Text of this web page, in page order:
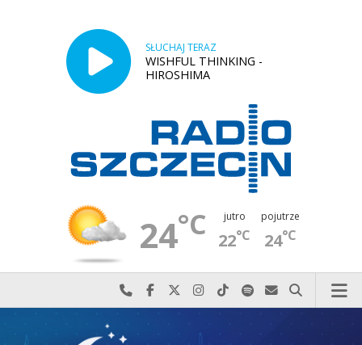
SŁUCHAJ TERAZ
WISHFUL THINKING -
HIROSHIMA
24°C jutro
22°C
pojutrze
24°C
Najlepiej po prostu do nas zadzwoń
Odwiedź nas na Facebook-u
Odwiedź nas na X
Odwiedź nas na Instagram-ie
Odwiedź nas na TikTok-u
Szukaj nas na Spotify
Wyślij do nas
Szukaj